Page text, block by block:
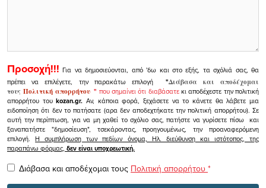
Προσοχή!!! Για να δημοσιεύονται, από 'δω και στο εξής, τα σχόλιά σας, θα
πρέπει να επιλέγετε, την παρακάτω επιλογή
"Διάβασα και αποδέχομαι
τουςΠολιτική απορρήτου" που σημαίνει ότι διαβάσατεκι αποδέχεστε την πολιτική
απορρήτου τουkozan.gr. Αν, κάποια φορά, ξεχάσετε να το κάνετε θα λάβετε μια
ειδοποίηση ότι δεν το πατήσατε (αρα δεν αποδεχτήκατε την πολιτική απορρήτου). Σε
αυτή την περίπτωση, για να μη χαθεί το σχόλιο σας, πατήστε να γυρίσετε πίσω και
ξαναπατήστε "δημοσίευση", τσεκάροντας, προηγουμένως, την προαναφερόμενη
επιλογή.Η συμπλήρωση των πεδίων όνομα, Ηλ. διεύθυνση και ιστότοπος, της
παραπάνω φόρμας, δεν είναι υποχρεωτική.
Διάβασα και αποδέχομαι τους Πολιτική απορρήτου *